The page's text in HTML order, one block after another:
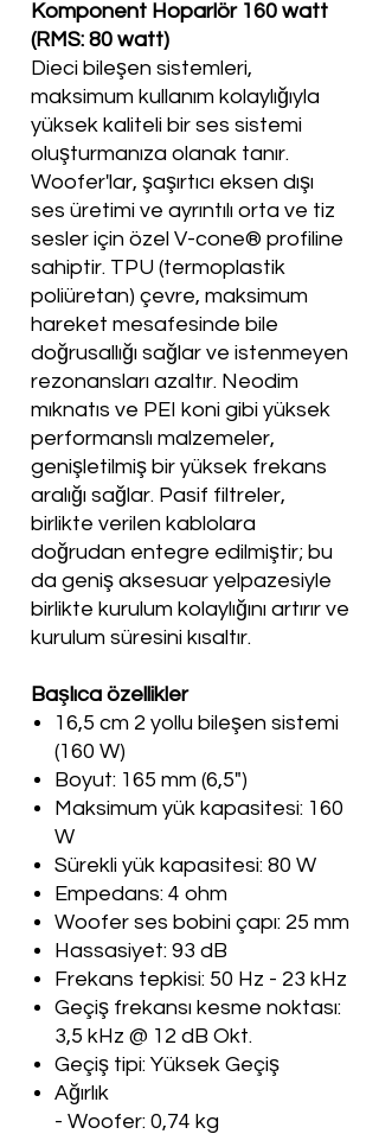
Komponent Hoparlör 160 watt
(RMS: 80 watt)
Dieci bileşen sistemleri,
maksimum kullanım kolaylığıyla
yüksek kaliteli bir ses sistemi
oluşturmanıza olanak tanır.
Woofer'lar, şaşırtıcı eksen dışı
ses üretimi ve ayrıntılı orta ve tiz
sesler için özel V-cone® profiline
sahiptir. TPU (termoplastik
poliüretan) çevre, maksimum
hareket mesafesinde bile
doğrusallığı sağlar ve istenmeyen
rezonansları azaltır. Neodim
mıknatıs ve PEI koni gibi yüksek
performanslı malzemeler,
genişletilmiş bir yüksek frekans
aralığı sağlar. Pasif filtreler,
birlikte verilen kablolara
doğrudan entegre edilmiştir; bu
da geniş aksesuar yelpazesiyle
birlikte kurulum kolaylığını artırır ve
kurulum süresini kısaltır.
Başlıca özellikler
16,5 cm 2 yollu bileşen sistemi
(160 W)
Boyut: 165 mm (6,5")
Maksimum yük kapasitesi: 160
W
Sürekli yük kapasitesi: 80 W
Empedans: 4 ohm
Woofer ses bobini çapı: 25 mm
Hassasiyet: 93 dB
Frekans tepkisi: 50 Hz - 23 kHz
Geçiş frekansı kesme noktası:
3,5 kHz @ 12 dB Okt.
Geçiş tipi: Yüksek Geçiş
Ağırlık
- Woofer: 0,74 kg